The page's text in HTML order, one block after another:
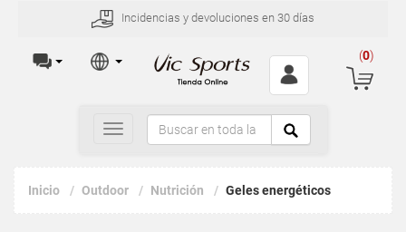
Incidencias y devoluciones en 30 días
(0)
Toggle
navigation
Inicio Outdoor Nutrición Geles energéticos